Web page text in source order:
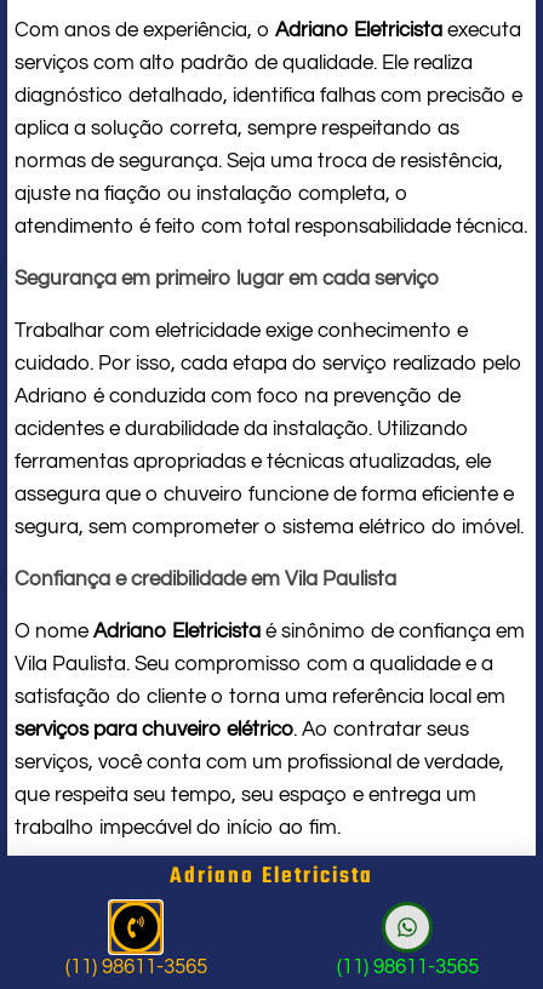
Com anos de experiência, o Adriano Eletricista executa
serviços com alto padrão de qualidade. Ele realiza
diagnóstico detalhado, identifica falhas com precisão e
aplica a solução correta, sempre respeitando as
normas de segurança. Seja uma troca de resistência,
ajuste na fiação ou instalação completa, o
atendimento é feito com total responsabilidade técnica.
Segurança em primeiro lugar em cada serviço
Trabalhar com eletricidade exige conhecimento e
cuidado. Por isso, cada etapa do serviço realizado pelo
Adriano é conduzida com foco na prevenção de
acidentes e durabilidade da instalação. Utilizando
ferramentas apropriadas e técnicas atualizadas, ele
assegura que o chuveiro funcione de forma eficiente e
segura, sem comprometer o sistema elétrico do imóvel.
Confiança e credibilidade em Vila Paulista
O nome Adriano Eletricista é sinônimo de confiança em
Vila Paulista. Seu compromisso com a qualidade e a
satisfação do cliente o torna uma referência local em
serviços para chuveiro elétrico. Ao contratar seus
serviços, você conta com um profissional de verdade,
que respeita seu tempo, seu espaço e entrega um
trabalho impecável do início ao fim.
Problema com chuveiro: sinais que
indicam a hora de chamar um
profissional
Adriano Eletricista
(11) 98611-3565 (11) 98611-3565